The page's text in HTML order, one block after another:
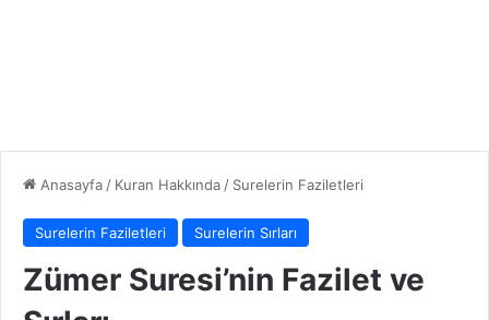
Anasayfa/ Kuran Hakkında/ Surelerin Faziletleri
Surelerin Faziletleri Surelerin Sırları
Zümer Suresi’nin Fazilet ve